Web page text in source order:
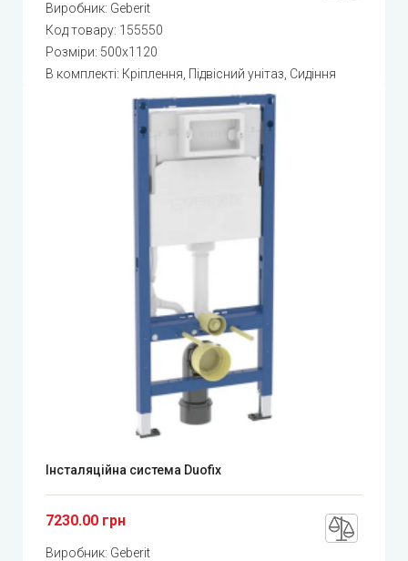
Виробник: Geberit
Код товару: 155550
Розміри: 500x1120
В комплекті: Кріплення, Підвісний унітаз, Сидіння
Інсталяційна система Duofix
7230.00 грн
Виробник: Geberit